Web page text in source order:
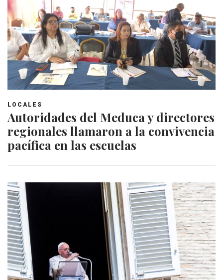
LOCALES
Autoridades del Meduca y directores
regionales llamaron a la convivencia
pacífica en las escuelas